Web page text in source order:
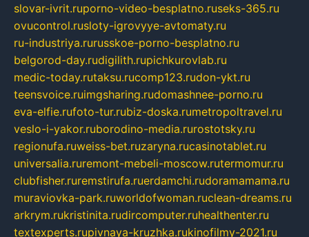
slovar-ivrit.ruporno-video-besplatno.ruseks-365.ru
ovucontrol.rusloty-igrovyye-avtomaty.ru
ru-industriya.rurusskoe-porno-besplatno.ru
belgorod-day.rudigilith.rupichkurovlab.ru
medic-today.rutaksu.rucomp123.rudon-ykt.ru
teensvoice.ruimgsharing.rudomashnee-porno.ru
eva-elfie.rufoto-tur.rubiz-doska.rumetropoltravel.ru
veslo-i-yakor.ruborodino-media.rurostotsky.ru
regionufa.ruweiss-bet.ruzaryna.rucasinotablet.ru
universalia.ruremont-mebeli-moscow.rutermomur.ru
clubfisher.ruremstirufa.ruerdamchi.rudoramamama.ru
muraviovka-park.ruworldofwoman.ruclean-dreams.ru
arkrym.rukristinita.rudircomputer.ruhealthenter.ru
textexperts.rupivnaya-kruzhka.rukinofilmy-2021.ru